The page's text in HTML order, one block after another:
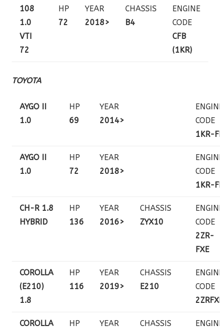
108
1.0
VTI
72
HP
72
YEAR
2018>
CHASSIS
B4
ENGINE
CODE
CFB
(1KR)
TOYOTA
AYGO II
1.0
HP
69
YEAR
2014>
CODE
1KR-
AYGO II
1.0
HP
72
YEAR
2018>
CODE
1KR-
CH-R 1.8
HYBRID
HP
136
YEAR
2016>
CHASSIS
ZYX10
CODE
2ZR-
FXE
COROLLA
(E210)
1.8
HP
116
YEAR
2019>
CHASSIS
E210
CODE
COROLLA
HP
YEAR
CHASSIS